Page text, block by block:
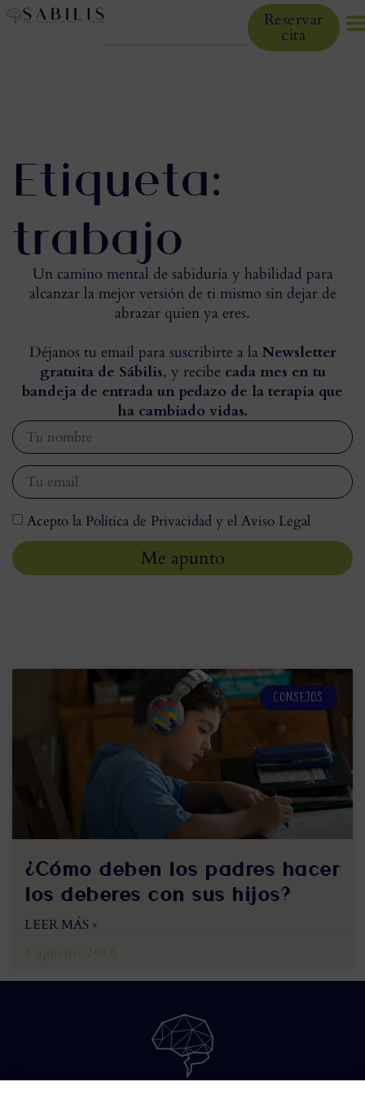
Reservar
cita
Etiqueta:
trabajo
Un camino mental de sabiduría y habilidad para
alcanzar la mejor versión de ti mismo sin dejar de
abrazar quien ya eres.
Déjanos tu email para suscribirte a la Newsletter
gratuita de Sábilis, y recibe cada mes en tu
bandeja de entrada un pedazo de la terapia que
ha cambiado vidas.
Acepto la Política de Privacidad y el Aviso Legal
Me apunto
CONSEJOS
¿Cómo deben los padres hacer
los deberes con sus hijos?
LEER MÁS »
3 agosto, 2016